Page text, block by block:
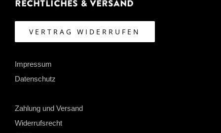
Rechtliches & Versand
VERTRAG WIDERRUFEN
Impressum
Datenschutz
Zahlung und Versand
Widerrufsrecht